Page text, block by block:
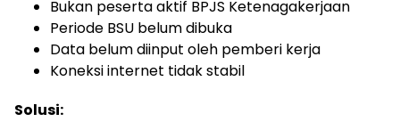
Bukan peserta aktif BPJS Ketenagakerjaan
Periode BSU belum dibuka
Data belum diinput oleh pemberi kerja
Koneksi internet tidak stabil
Solusi: